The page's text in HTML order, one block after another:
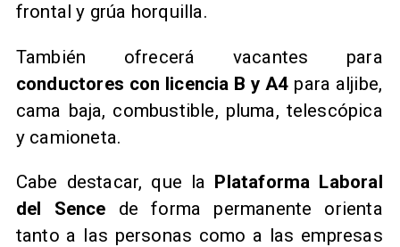
frontal y grúa horquilla.
También ofrecerá vacantes para
conductores con licencia B y A4 para aljibe,
cama baja, combustible, pluma, telescópica
y camioneta.
Cabe destacar, que la Plataforma Laboral
del Sence de forma permanente orienta
tanto a las personas como a las empresas